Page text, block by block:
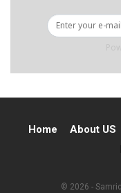
Home About US
© 2026 -